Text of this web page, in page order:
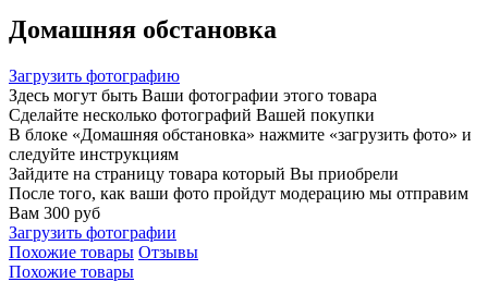
Домашняя обстановка
Загрузить фотографию
Здесь могут быть Ваши фотографии этого товара
Сделайте несколько фотографий Вашей покупки
В блоке «Домашняя обстановка» нажмите «загрузить фото» и
следуйте инструкциям
Зайдите на страницу товара который Вы приобрели
После того, как ваши фото пройдут модерацию мы отправим
Вам 300 руб
Загрузить фотографии
Похожие товары Отзывы
Похожие товары